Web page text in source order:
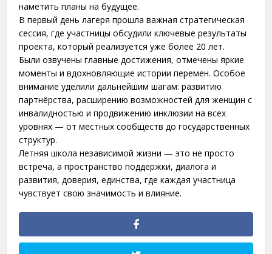
наметить планы на будущее.
В первый день лагеря прошла важная стратегическая
сессия, где участницы обсудили ключевые результаты
проекта, который реализуется уже более 20 лет.
Были озвучены главные достижения, отмечены яркие
моменты и вдохновляющие истории перемен. Особое
внимание уделили дальнейшим шагам: развитию
партнёрства, расширению возможностей для женщин с
инвалидностью и продвижению инклюзии на всех
уровнях — от местных сообществ до государственных
структур.
Летняя школа независимой жизни — это не просто
встреча, а пространство поддержки, диалога и
развития, доверия, единства, где каждая участница
чувствует свою значимость и влияние.